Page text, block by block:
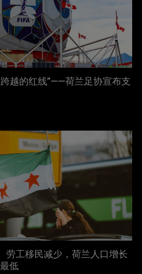
越的红线”——荷兰足协宣布支
劳工移民减少，荷兰人口增长
低